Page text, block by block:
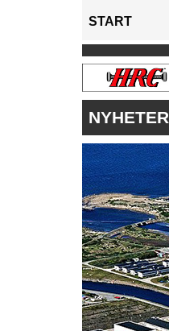
START
NYHETER